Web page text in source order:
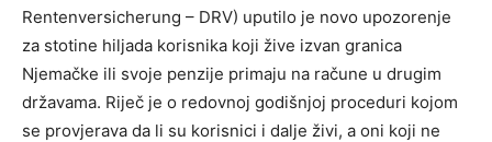
Rentenversicherung – DRV) uputilo je novo upozorenje
za stotine hiljada korisnika koji žive izvan granica
Njemačke ili svoje penzije primaju na račune u drugim
državama. Riječ je o redovnoj godišnjoj proceduri kojom
se provjerava da li su korisnici i dalje živi, a oni koji ne